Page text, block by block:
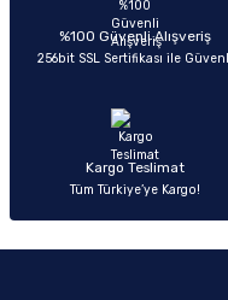
Ürün bilgilerinde hatalar
Ürün fiyatı diğer sitelerden
%100 Güvenli Alışveriş
256bit SSL Sertifikası ile
Kargo Teslimat
Tüm Türkiye’ye Kargo!